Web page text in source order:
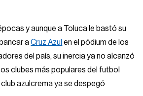
y aunque a Toluca le bastó su
aCruz Azul en el pódium de los
del país, su inercia ya no alcanzó
clubes más populares del futbol
azulcrema ya se despegó